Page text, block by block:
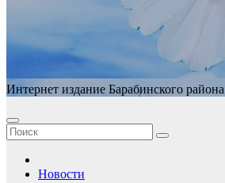
Интернет издание Барабинского района
Новости